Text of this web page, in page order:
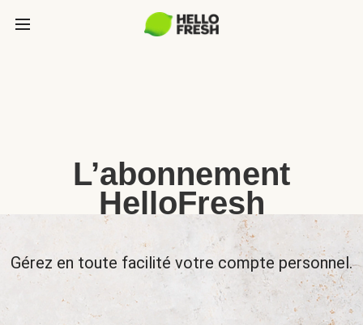
L’abonnement
HelloFresh
Gérez en toute facilité votre compte personnel.